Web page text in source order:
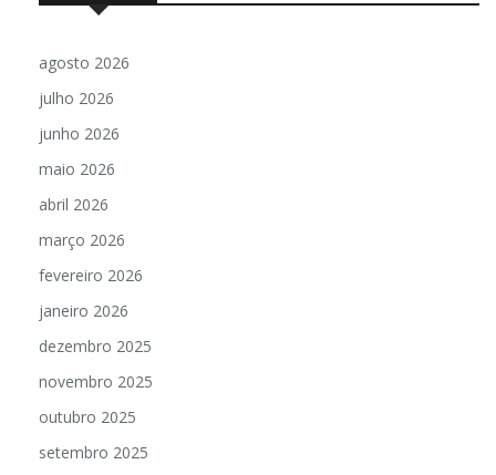
agosto 2026
julho 2026
junho 2026
maio 2026
abril 2026
março 2026
fevereiro 2026
janeiro 2026
dezembro 2025
novembro 2025
outubro 2025
setembro 2025